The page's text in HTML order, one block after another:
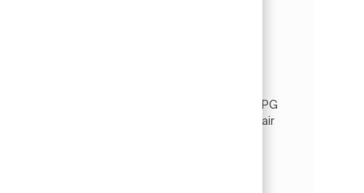
productieomgeving? Dan is deze stage bij PPG
in Tiel iets voor jou! Wat ga je doen? Als stagiair